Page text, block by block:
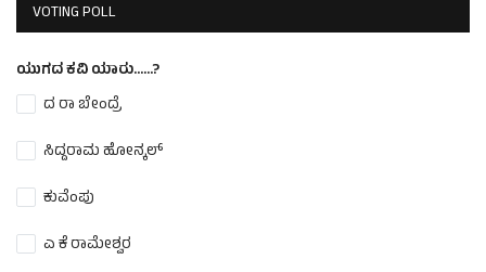
VOTING POLL
ಯುಗದ ಕವಿ ಯಾರು......?
ದ ರಾ ಬೇಂದ್ರೆ
ಸಿದ್ದರಾಮ ಹೋನ್ಕಲ್
ಕುವೆಂಪು
ಎ ಕೆ ರಾಮೇಶ್ವರ